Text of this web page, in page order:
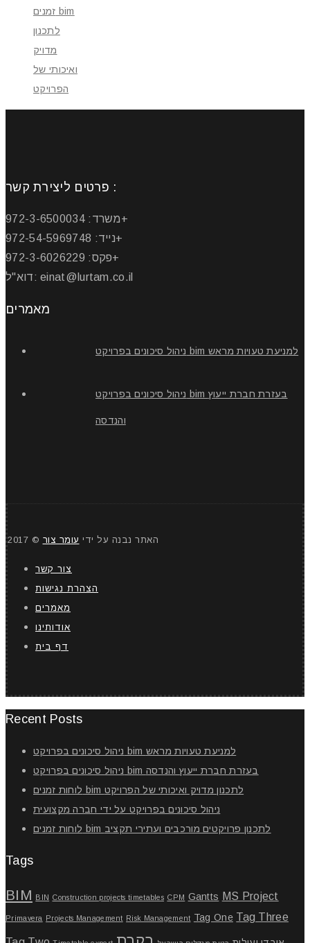
זמנים bim
לתכנון
מדויק
ואיכותי של
הפרויקט
פרטים ליצירת קשר :
משרד: 972-3-6500034+
נייד: 972-54-5969748+
פקס: 972-3-6026229+
דוא"ל: einat@lurtam.co.il
מאמרים
ניהול סיכונים בפרויקט bim למניעת טעויות מראש
ניהול סיכונים בפרויקט bim בעזרת חברת ייעוץ
והנדסה
האתר נבנה על ידי עומר צור © 2017
צור קשר
הצהרת נגישות
מאמרים
אודותינו
דף בית
Recent Posts
ניהול סיכונים בפרויקט bim למניעת טעויות מראש
ניהול סיכונים בפרויקט bim בעזרת חברת ייעוץ והנדסה
לוחות זמנים bim לתכנון מדויק ואיכותי של הפרויקט
ניהול סיכונים בפרויקט על ידי חברה מקצועית
לוחות זמנים bim לתכנון פרויקטים מורכבים ועתירי תקציב
Tags
BIM BIN Construction projects timetables CPM Gantts MS Project
Primavera Projects Management Risk Management Tag One Tag Three